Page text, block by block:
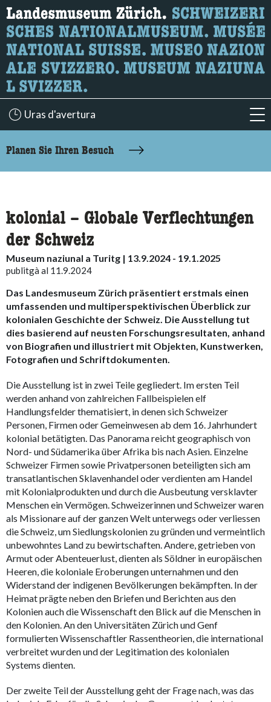
Wonach suchen Sie?
Hier können Sie nach Inhalten der Seite suchen.
Uras d'avertura
Planen Sie Ihren Besuch
kolonial – Globale Verflechtungen
der Schweiz
Museum naziunal a Turitg | 13.9.2024 - 19.1.2025
publitgà al 11.9.2024
Das Landesmuseum Zürich präsentiert erstmals einen
umfassenden und multiperspektivischen Überblick zur
kolonialen Geschichte der Schweiz. Die Ausstellung tut
dies basierend auf neusten Forschungsresultaten, anhand
von Biografien und illustriert mit Objekten, Kunstwerken,
Fotografien und Schriftdokumenten.
Die Ausstellung ist in zwei Teile gegliedert. Im ersten Teil
werden anhand von zahlreichen Fallbeispielen elf
Handlungsfelder thematisiert, in denen sich Schweizer
Personen, Firmen oder Gemeinwesen ab dem 16. Jahrhundert
kolonial betätigten. Das Panorama reicht geographisch von
Nord- und Südamerika über Afrika bis nach Asien. Einzelne
Schweizer Firmen sowie Privatpersonen beteiligten sich am
transatlantischen Sklavenhandel oder verdienten am Handel
mit Kolonialprodukten und durch die Ausbeutung versklavter
Menschen ein Vermögen. Schweizerinnen und Schweizer waren
als Missionare auf der ganzen Welt unterwegs oder verliessen
die Schweiz, um Siedlungskolonien zu gründen und vermeintlich
unbewohntes Land zu bewirtschaften. Andere, getrieben von
Armut oder Abenteuerlust, dienten als Söldner in europäischen
Heeren, die koloniale Eroberungen unternahmen und den
Widerstand der indigenen Bevölkerungen bekämpften. In der
Heimat prägte neben den Briefen und Berichten aus den
Kolonien auch die Wissenschaft den Blick auf die Menschen in
den Kolonien. An den Universitäten Zürich und Genf
formulierten Wissenschaftler Rassentheorien, die international
verbreitet wurden und der Legitimation des kolonialen
Systems dienten.
Der zweite Teil der Ausstellung geht der Frage nach, was das